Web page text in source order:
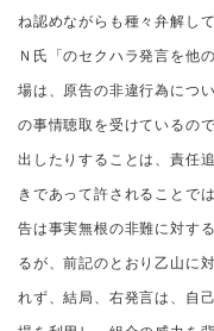
ね認めながらも種々弁解し
Ｎ氏「のセクハラ発言を他
場は、原告の非違行為につ
の事情聴取を受けているの
出したりすることは、責任
きであって許されることで
告は事実無根の非難に対す
るが、前記のとおり乙山に
れず、結局、右発言は、自